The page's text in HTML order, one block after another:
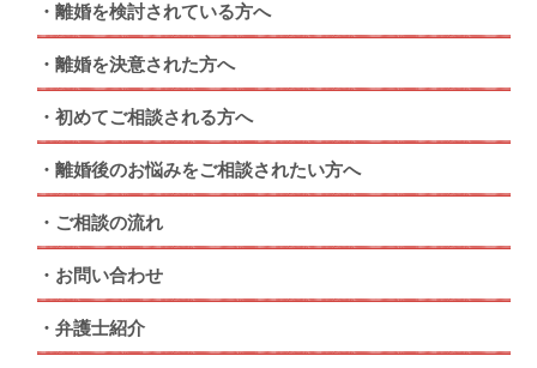
離婚を検討されている方へ
離婚を決意された方へ
初めてご相談される方へ
離婚後のお悩みをご相談されたい方へ
ご相談の流れ
お問い合わせ
弁護士紹介